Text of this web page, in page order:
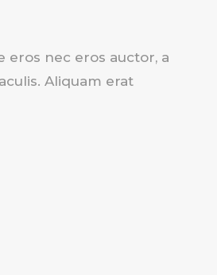
eros nec eros auctor, a
Aliquam erat